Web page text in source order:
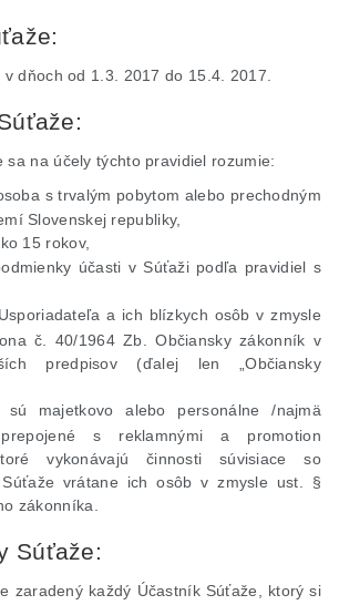
dňoch od 1.3. 2017 do 15.4. 2017.
sa na účely týchto pravidiel rozumie:
s trvalým pobytom alebo prechodným
Slovenskej republiky,
15 rokov,
účasti v Súťaži podľa pravidiel s
a ich blízkych osôb v zmysle
č. 40/1964 Zb. Občiansky zákonník v
predpisov (ďalej len „Občiansky
majetkovo alebo personálne /najmä
prepojené s reklamnými a promotion
vykonávajú činnosti súvisiace so
Súťaže vrátane ich osôb v zmysle ust . §
zákonníka.
Súťaže:
zaradený každý Účastník Súťaže, ktorý si